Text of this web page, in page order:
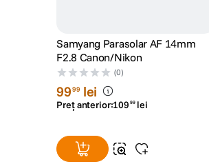
Samyang Parasolar AF 14mm
F2.8 Canon/Nikon
(0)
9999 lei
Preț anterior:109 99 lei